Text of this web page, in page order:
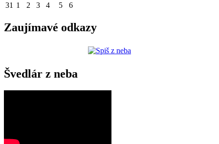
31 1 2 3 4 5 6
Zaujímavé odkazy
Švedlár z neba